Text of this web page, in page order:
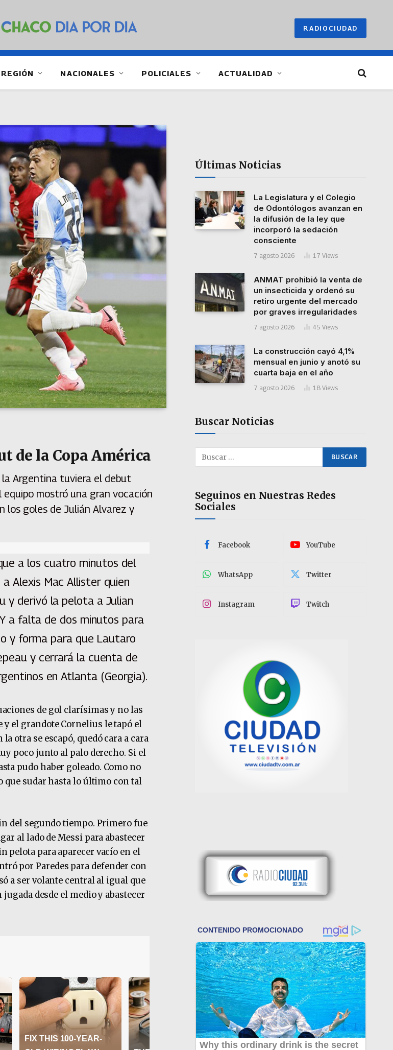
RADIOCIUDAD
NACIONALES POLICIALES ACTUALIDAD
de la Copa América
la Argentina tuviera el debut
mostró una gran vocación
los goles de Julián Alvarez y
a los cuatro minutos del
Alexis Mac Allister quien
y derivó la pelota a Julian
a falta de dos minutos para
y forma para que Lautaro
y cerrará la cuenta de
en Atlanta (Georgia).
de gol clarísimas y no las
y el grandote Cornelius le tapó el
otra se escapó, quedó cara a cara
poco junto al palo derecho. Si el
pudo haber goleado. Como no
que sudar hasta lo último con tal
del segundo tiempo. Primero fue
al lado de Messi para abastecer
pelota para aparecer vacío en el
por Paredes para defender con
a ser volante central al igual que
desde el medio y abastecer
Últimas Noticias
La Legislatura y el Colegio
de Odontólogos avanzan en
la difusión de la ley que
incorporó la sedación
consciente
7 agosto 2026 17 Views
ANMAT prohibió la venta de
un insecticida y ordenó su
retiro urgente del mercado
por graves irregularidades
7 agosto 2026 45 Views
La construcción cayó 4,1%
mensual en junio y anotó su
cuarta baja en el año
7 agosto 2026 18 Views
Buscar Noticias
Seguinos en Nuestras Redes
Sociales
Facebook YouTube
WhatsApp Twitter
Instagram Twitch